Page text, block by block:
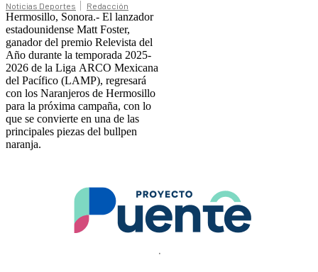
Noticias Deportes Redacción
Hermosillo, Sonora.- El lanzador
estadounidense Matt Foster,
ganador del premio Relevista del
Año durante la temporada 2025-
2026 de la Liga ARCO Mexicana
del Pacífico (LAMP), regresará
con los Naranjeros de Hermosillo
para la próxima campaña, con lo
que se convierte en una de las
principales piezas del bullpen
naranja.
.